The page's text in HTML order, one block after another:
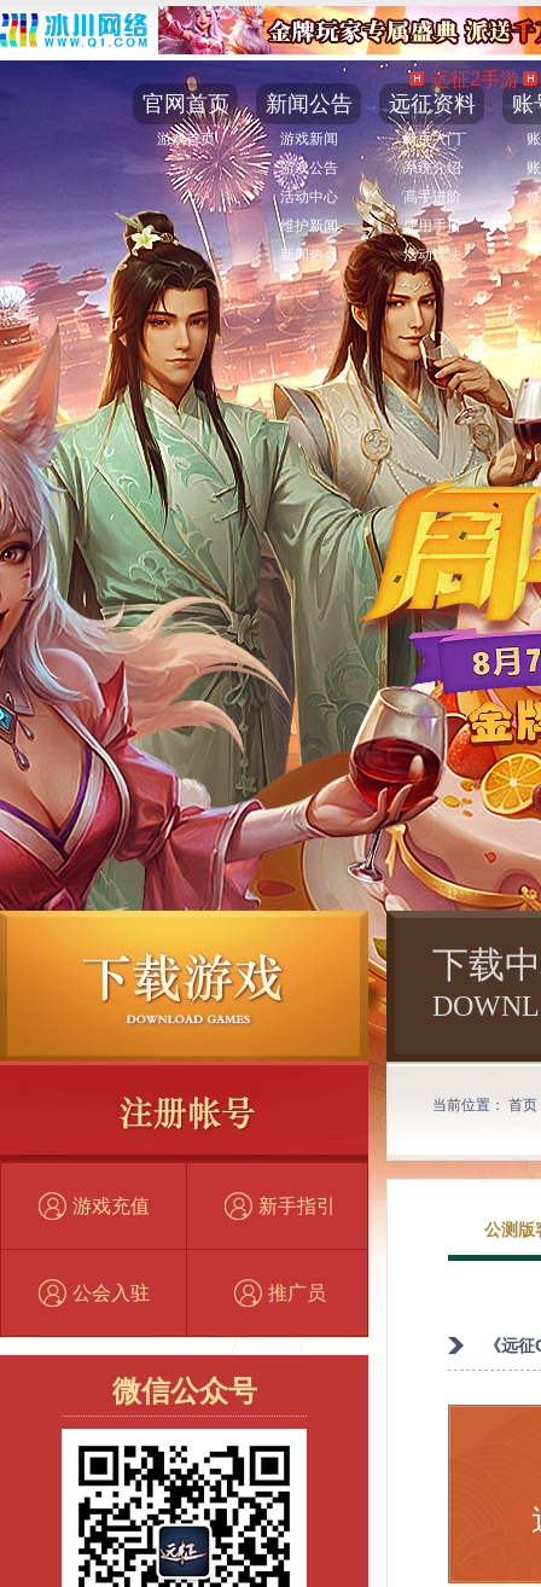
远征2手游
官网首页
游戏首页
新闻公告
游戏新闻
游戏公告
活动中心
维护新闻
新闻热点
远征资料
新手入门
系统介绍
高手进阶
使用手册
活动玩法
账
游戏充值 新手指引
公会入驻 推广员
微信公众号
下载
当前位置： 首页
公测版
《远